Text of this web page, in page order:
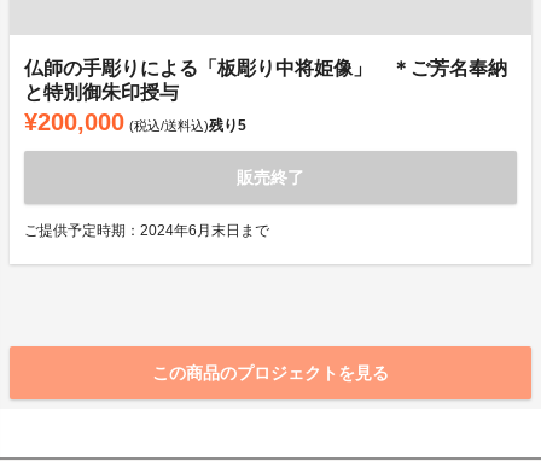
仏師の手彫りによる「板彫り中将姫像」 ＊ご芳名奉納
と特別御朱印授与
¥200,000 (税込/送料込)残り5
販売終了
ご提供予定時期：2024年6月末日まで
この商品のプロジェクトを見る